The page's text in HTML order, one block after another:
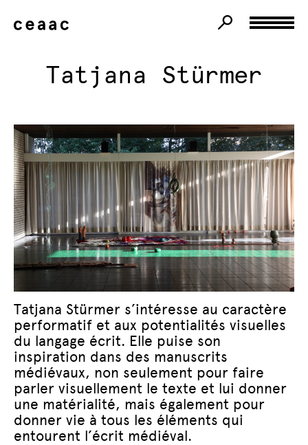
Tatjana Stürmer
Tatjana Stürmer s’intéresse au caractère
performatif et aux potentialités visuelles
du langage écrit. Elle puise son
inspiration dans des manuscrits
médiévaux, non seulement pour faire
parler visuellement le texte et lui donner
une matérialité, mais également pour
donner vie à tous les éléments qui
entourent l’écrit médiéval.